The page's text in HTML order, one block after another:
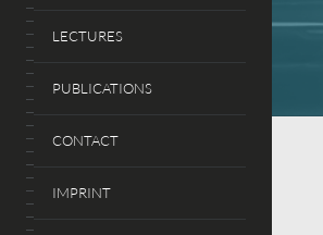
LECTURES
PUBLICATIONS
CONTACT
IMPRINT